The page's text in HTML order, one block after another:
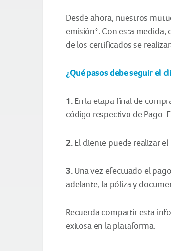
Desde ahora, nuestros
emisión*. Con esta medida,
de los certificados se
¿Qué pasos debe seguir el
1. En la etapa final de
código respectivo de Pago-
2.El cliente puede realizar
3.Una vez efectuado el
adelante, la póliza y
Recuerda compartir esta
exitosa en la plataforma.